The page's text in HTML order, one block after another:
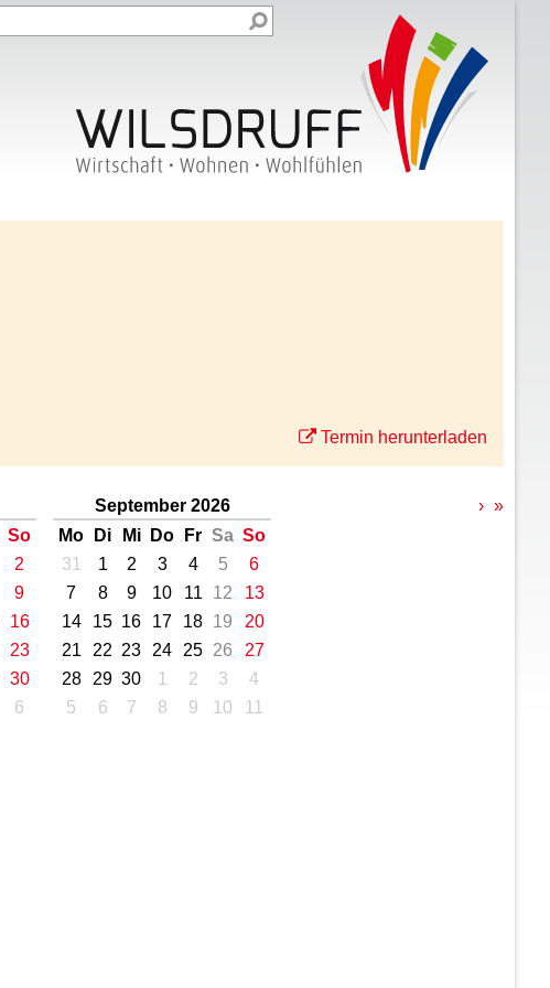
Termin herunterladen
So
2
9
16
23
30
6
September 2026
Mo
Di Mi Do Fr Sa So
31
1 2 3 4 5
6
7
8 9 10 11 12
13
14
15 16 17 18 19
20
21
22 23 24 25 26
27
28
29 30 1 2 3
4
5
6 7 8 9 10 11
› »